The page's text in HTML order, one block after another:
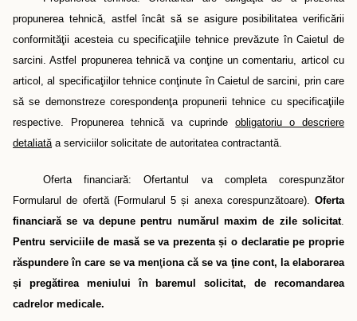
propunerea tehnică, astfel încât să se asigure posibilitatea verificării
conformităţii acesteia cu specificaţiile tehnice prevăzute în Caietul de
sarcini. Astfel propunerea tehnică va conţine un comentariu, articol cu
articol, al specificaţiilor tehnice conţinute în Caietul de sarcini, prin care
să se demonstreze corespondenţa propunerii tehnice cu specificaţiile
respective. Propunerea tehnică va cuprindeobligatoriu o descriere
detaliatăa serviciilor solicitate de autoritatea contractantă.
Oferta financiară: Ofertantul va completa corespunzător
Formularul de ofertă (Formularul 5și anexa corespunzătoare). Oferta
financiară se va depune pentru numărul maxim de zile solicitat.
Pentru serviciile de masă se va prezentași o declaratie pe proprie
răspundere în care se va menţiona că se va ţine cont, la elaborarea
și pregătirea meniului în baremul solicitat, de recomandarea
cadrelor medicale.